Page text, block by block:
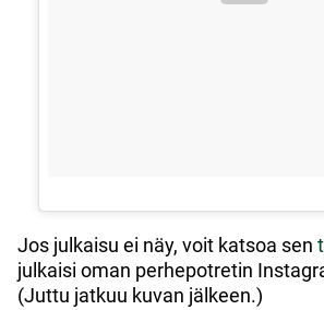
Jos julkaisu ei näy, voit katsoa sen
julkaisi oman perhepotretin
(Juttu jatkuu kuvan jälkeen.)